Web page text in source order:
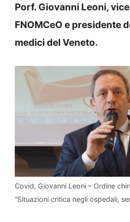
Porf. Giovanni Leoni,
FNOMCeO e presidente
medici del Veneto.
Covid, Giovanni Leoni – Ordine
“Situazioni critica negli ospedali,